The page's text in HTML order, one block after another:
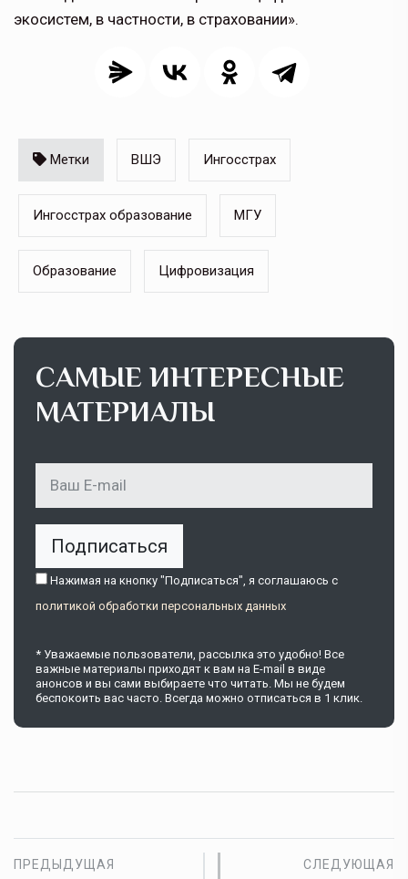
экосистем, в частности, в страховании».
Метки ВШЭ Ингосстрах
Ингосстрах образование МГУ
Образование Цифровизация
САМЫЕ ИНТЕРЕСНЫЕ
МАТЕРИАЛЫ
Подписаться
Нажимая на кнопку "Подписаться", я соглашаюсь c
политикой обработки персональных данных
* Уважаемые пользователи, рассылка это удобно! Все
важные материалы приходят к вам на E-mail в виде
анонсов и вы сами выбираете что читать. Мы не будем
беспокоить вас часто. Всегда можно отписаться в 1 клик.
ПРЕДЫДУЩАЯ СЛЕДУЮЩАЯ